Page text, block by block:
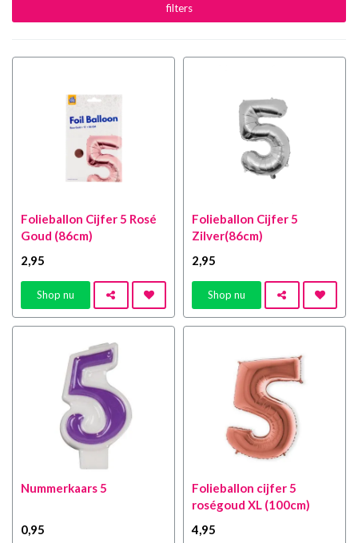
filters
Folieballon Cijfer 5 Rosé
Goud (86cm)
2 ,95
Shop nu
Folieballon Cijfer 5
Zilver(86cm)
2 ,95
Shop nu
Nummerkaars 5
0 ,95
Folieballon cijfer 5
roségoud XL (100cm)
4 ,95